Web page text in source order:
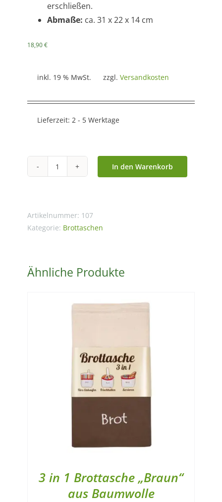
erschließen.
Abmaße: ca. 31 x 22 x 14 cm
18,90€
inkl. 19 % MwSt. zzgl. Versandkosten
Lieferzeit: 2 - 5 Werktage
3
Brottasche
"Natur"
Menge
In den Warenkorb
Artikelnummer: 107
Kategorie: Brottaschen
Ähnliche Produkte
3 in 1 Brottasche „Braun“
aus Baumwolle